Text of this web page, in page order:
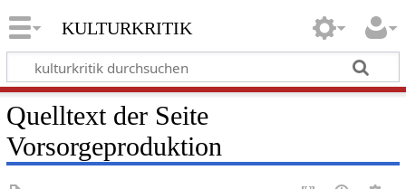
kulturkritik
Quelltext der Seite
Vorsorgeproduktion